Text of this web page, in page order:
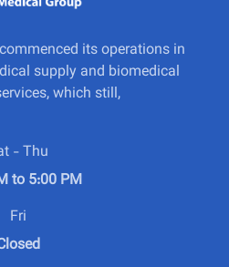
its operations in
supply and biomedical
which still,
- Thu
to 5:00 PM
Fri